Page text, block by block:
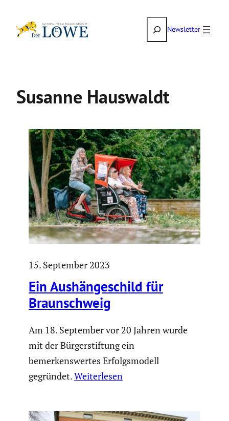
Inhalt
SuchenNewsletter
Susanne Hauswaldt
15. September 2023
Ein Aushän­ge­schild für
Braun­schweig
Am 18. September vor 20 Jahren wurde
mit der Bürgerstiftung ein
bemerkenswertes Erfolgsmodell
gegründet.Weiterlesen